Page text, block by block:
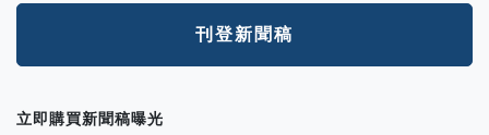
刊登新聞稿
立即購買新聞稿曝光